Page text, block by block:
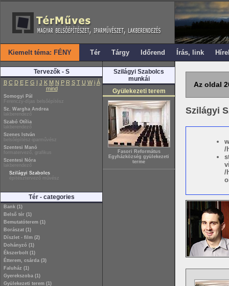
Kiemelt téma: FÉNY Tér Tárgy Időrend Írás, link
Tervezők - S
B C D E F G I J K M N P R S T U W i Á
mind
Somogyi Pál
Ferenczy-díjas belsőépítész
Sz. Wargha Andrea
lakberendező
Szabó Otília
lakberendező
Szenes István
belsőépítész-iparművész
Szentesi Manó
formatervező, grafikus
Szentesi Nóra
lakberendező
Szilágyi Szabolcs
építésztervező művész
Tér - categories
Bank (1)
Belső tér (1)
Bemutatóterem (1)
Borászat (1)
Díszlet - film (2)
Dohányzó (1)
Ékszerbolt (1)
Étterem, csárda (3)
Faluház (1)
Gyerekszoba (1)
Gyülekezeti terem (1)
Szilágyi Szabolcs
munkái
Gyülekezeti terem
Fasori Református
Egyházközség gyülekezeti
terme
Az oldal
Szilágyi
/
/